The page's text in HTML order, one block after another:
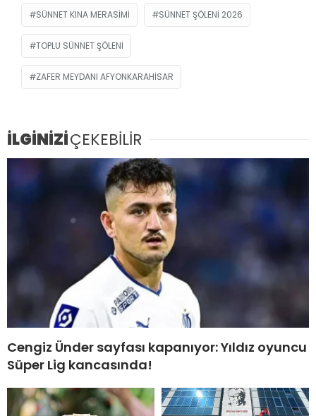
SÜNNET KINA MERASIMI SÜNNET ŞÖLENI 2026
TOPLU SÜNNET ŞÖLENI
ZAFER MEYDANI AFYONKARAHISAR
İLGİNİZİÇEKEBİLİR
Cengiz Ünder sayfası kapanıyor: Yıldız oyuncu
Süper Lig kancasında!